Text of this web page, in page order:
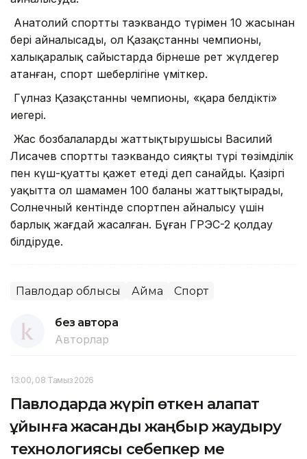
Анатолий спорттың таэквандо түрімен 10 жасынан
бері айналысады, ол Қазақстанның чемпионы,
халықаралық сайыстарда бірнеше рет жүлдегер
атанған, спорт шеберлігіне үміткер.
Гүлназ Қазақстанның чемпионы, «қара белдіктің»
иегері.
Жас бозбалалардың жаттықтырушысы Василий
Лисачев спорттың таэквандо сияқты түрі төзімділік
пен күш-қуатты қажет етеді деп санайды. Қазіргі
уақытта ол шамамен 100 баланы жаттықтырады,
Солнечный кентінде спортпен айналысу үшін
барлық жағдай жасалған. Бұған ГРЭС-2 қолдау
білдіруде.
Павлодар облысы Аймақ Спорт
без автора
Авторлар
13:00, 08 Тамыз 2026
Павлодарда жүріп өткен алапат
құйынға жасанды жаңбыр жаудыру
технологиясы себепкер ме